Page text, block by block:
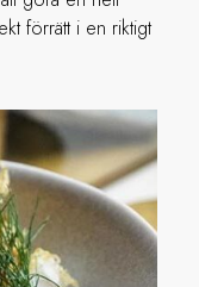
förrätt i en riktigt